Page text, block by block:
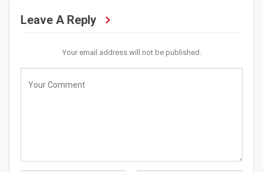
Leave A Reply
Your email address will not be published.